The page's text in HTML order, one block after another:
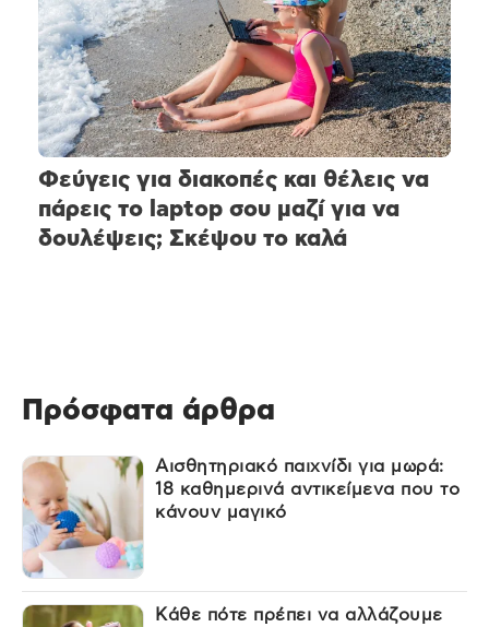
Φεύγεις για διακοπές και θέλεις να
πάρεις το laptop σου μαζί για να
δουλέψεις; Σκέψου το καλά
Πρόσφατα άρθρα
Αισθητηριακό παιχνίδι για μωρά:
18 καθημερινά αντικείμενα που το
κάνουν μαγικό
Κάθε πότε πρέπει να αλλάζουμε